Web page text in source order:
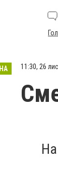
11:30, 26